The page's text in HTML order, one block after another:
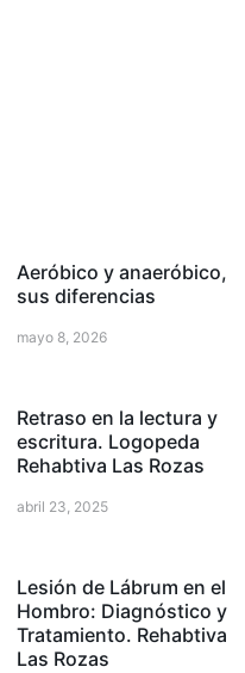
Aeróbico y anaeróbico,
sus diferencias
mayo 8, 2026
Retraso en la lectura y
escritura. Logopeda
Rehabtiva Las Rozas
abril 23, 2025
Lesión de Lábrum en el
Hombro: Diagnóstico y
Tratamiento. Rehabtiva
Las Rozas